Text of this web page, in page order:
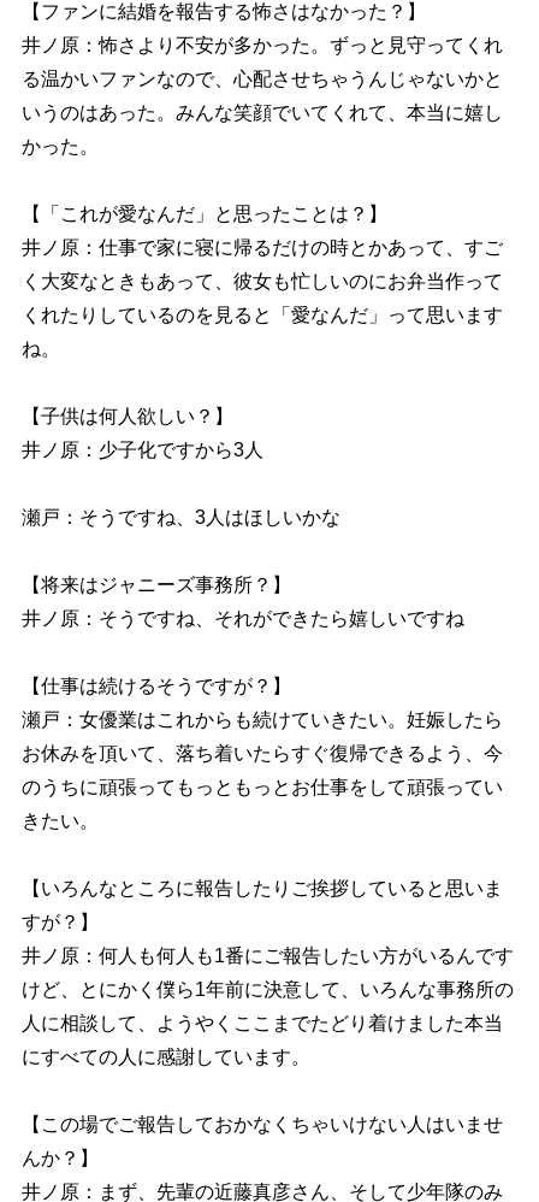
【ファンに結婚を報告する怖さはなかった？】
井ノ原：怖さより不安が多かった。ずっと見守ってくれ
る温かいファンなので、心配させちゃうんじゃないかと
いうのはあった。みんな笑顔でいてくれて、本当に嬉し
かった。
【「これが愛なんだ」と思ったことは？】
井ノ原：仕事で家に寝に帰るだけの時とかあって、すご
く大変なときもあって、彼女も忙しいのにお弁当作って
くれたりしているのを見ると「愛なんだ」って思います
ね。
【子供は何人欲しい？】
井ノ原：少子化ですから3人
瀬戸：そうですね、3人はほしいかな
【将来はジャニーズ事務所？】
井ノ原：そうですね、それができたら嬉しいですね
【仕事は続けるそうですが？】
瀬戸：女優業はこれからも続けていきたい。妊娠したら
お休みを頂いて、落ち着いたらすぐ復帰できるよう、今
のうちに頑張ってもっともっとお仕事をして頑張ってい
きたい。
【いろんなところに報告したりご挨拶していると思いま
すが？】
井ノ原：何人も何人も1番にご報告したい方がいるんです
けど、とにかく僕ら1年前に決意して、いろんな事務所の
人に相談して、ようやくここまでたどり着けました本当
にすべての人に感謝しています。
【この場でご報告しておかなくちゃいけない人はいませ
んか？】
井ノ原：まず、先輩の近藤真彦さん、そして少年隊のみ